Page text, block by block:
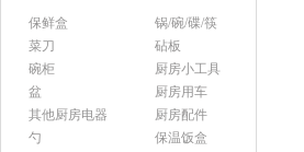
保鲜盒
锅/碗/碟/筷
菜刀
砧板
碗柜
厨房小工具
盆
厨房用车
其他厨房电器
厨房配件
勺
保温饭盒